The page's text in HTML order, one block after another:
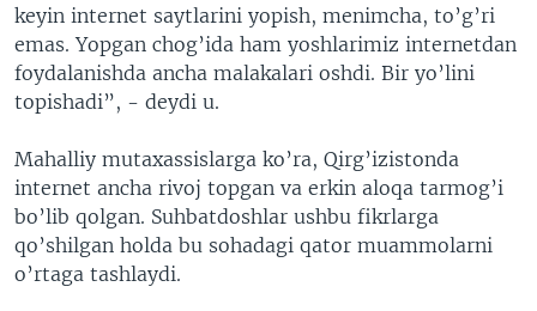
keyin internet saytlarini yopish, menimcha, to’g’ri
emas. Yopgan chog’ida ham yoshlarimiz internetdan
foydalanishda ancha malakalari oshdi. Bir yo’lini
topishadi”, - deydi u.
Mahalliy mutaxassislarga ko’ra, Qirg’izistonda
internet ancha rivoj topgan va erkin aloqa tarmog’i
bo’lib qolgan. Suhbatdoshlar ushbu fikrlarga
qo’shilgan holda bu sohadagi qator muammolarni
o’rtaga tashlaydi.